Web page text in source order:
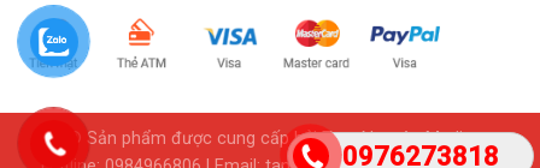
0976273818
© Sản phẩm được cung cấp bởi Tam Nguyên Media